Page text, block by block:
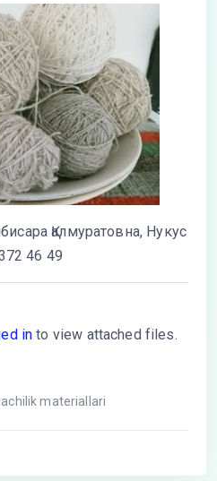
Қалмуратовна, Нукус
46 49
in to view attached files.
materiallari